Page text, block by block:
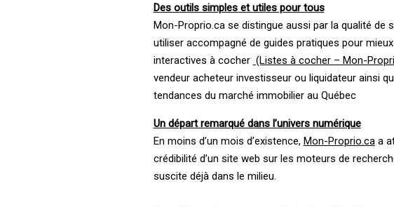
Des outils simples et utiles pour tous
Mon-Proprio.ca se distingue aussi par la qualité
utiliser accompagné de guides pratiques pour
interactives à cocher (Listes à cocher – Mon-
vendeur acheteur investisseur ou liquidateur ainsi
tendances du marché immobilier au Québec
Un départ remarqué dans l’univers numérique
En moins d’un mois d’existence, Mon-Proprio.caa
crédibilité d’un site web sur les moteurs de
suscite déjà dans le milieu.